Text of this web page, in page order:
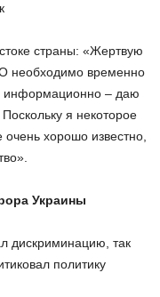
страны: «Жертвую
необходимо временно
информационно – даю
я некоторое
хорошо известно,
Украины
дискриминацию, так
политику